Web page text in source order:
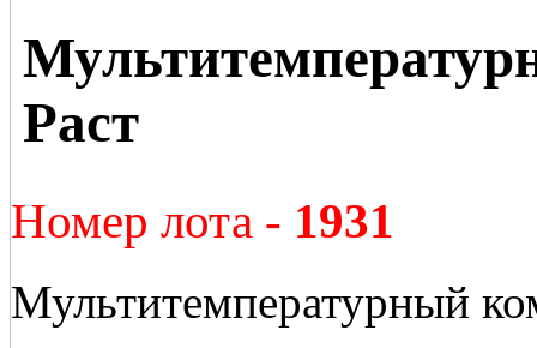
Раст
Номер лота - 1931
Мультитемпературный